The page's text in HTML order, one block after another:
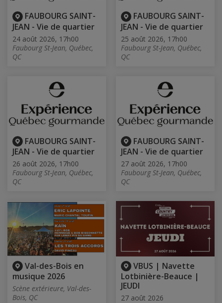
FAUBOURG SAINT-
JEAN - Vie de quartier
24 août 2026, 17h00
Faubourg St-Jean, Québec,
QC
FAUBOURG SAINT-
JEAN - Vie de quartier
25 août 2026, 17h00
Faubourg St-Jean, Québec,
QC
FAUBOURG SAINT-
JEAN - Vie de quartier
26 août 2026, 17h00
Faubourg St-Jean, Québec,
QC
FAUBOURG SAINT-
JEAN - Vie de quartier
27 août 2026, 17h00
Faubourg St-Jean, Québec,
QC
Val-des-Bois en
musique 2026
Scène extérieure, Val-des-
Bois, QC
VBUS | Navette
Lotbinière-Beauce |
JEUDI
27 août 2026